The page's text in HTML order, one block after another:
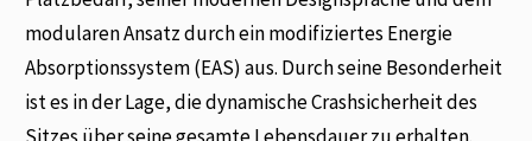
modularen Ansatz durch ein modifiziertes Energie
Absorptionssystem (EAS) aus. Durch seine Besonderheit
ist es in der Lage, die dynamische Crashsicherheit des